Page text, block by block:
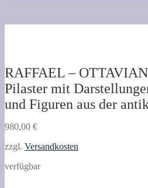
RAFFAEL –
Pilaster mit
und Figuren aus der
980,00 €
zzgl. Versandkosten
verfügbar